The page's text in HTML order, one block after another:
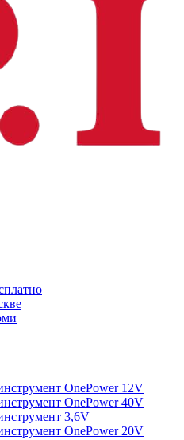
OnePower 12V
OnePower 40V
3,6V
OnePower 20V